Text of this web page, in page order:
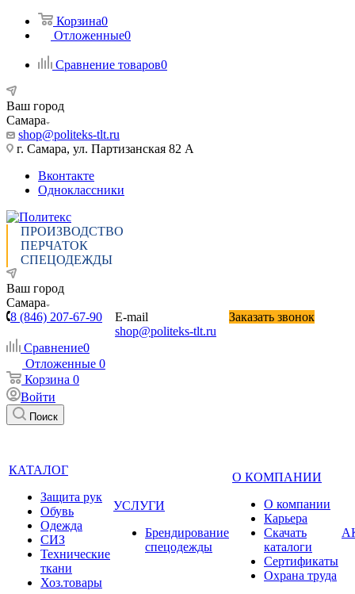
Корзина0
Отложенные0
Сравнение товаров0
Ваш город
Самара
shop@politeks-tlt.ru
г. Самара, ул. Партизанская 82 А
Вконтакте
Одноклассники
ПРОИЗВОДСТВО
ПЕРЧАТОК
СПЕЦОДЕЖДЫ
Ваш город
Самара
8 (846) 207-67-90
E-mail
shop@politeks-tlt.ru
Заказать звонок
Сравнение0
Отложенные 0
Корзина 0
Войти
Поиск
КАТАЛОГ
Защита рук
Обувь
Одежда
СИЗ
Технические
ткани
Хоз.товары
УСЛУГИ
Брендирование
спецодежды
О КОМПАНИИ
О компании
Карьера
Cкачать
каталоги
Сертификаты
Охрана труда